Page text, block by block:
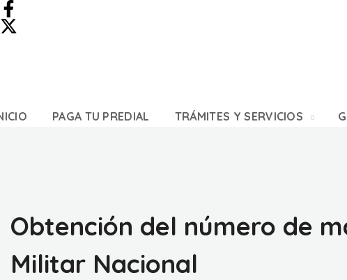
PAGA TU PREDIAL TRÁMITES Y SERVICIOS
Obtención del número de
Militar Nacional